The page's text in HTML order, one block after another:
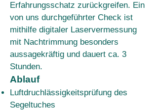
Erfahrungsschatz zurückgreifen. Ein
von uns durchgeführter Check ist
mithilfe digitaler Laservermessung
mit Nachtrimmung besonders
aussagekräftig und dauert ca. 3
Stunden.
Ablauf
Luftdruchlässigkeitsprüfung des
Segeltuches